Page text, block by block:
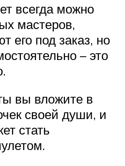
всегда можно
мастеров,
его под заказ, но
– это
вы вложите в
своей души, и
стать